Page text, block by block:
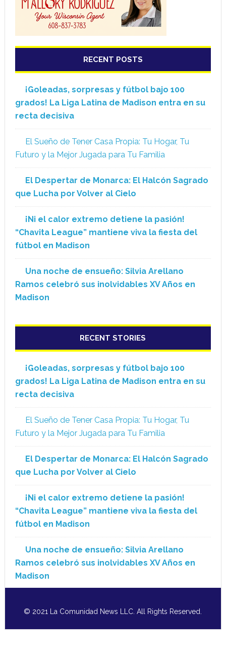
RECENT POSTS
¡Goleadas, sorpresas y fútbol bajo 100
grados! La Liga Latina de Madison entra en su
recta decisiva
El Sueño de Tener Casa Propia: Tu Hogar, Tu
Futuro y la Mejor Jugada para Tu Familia
El Despertar de Monarca: El Halcón Sagrado
que Lucha por Volver al Cielo
¡Ni el calor extremo detiene la pasión!
“Chavita League” mantiene viva la fiesta del
fútbol en Madison
Una noche de ensueño: Silvia Arellano
Ramos celebró sus inolvidables XV Años en
Madison
RECENT STORIES
¡Goleadas, sorpresas y fútbol bajo 100
grados! La Liga Latina de Madison entra en su
recta decisiva
El Sueño de Tener Casa Propia: Tu Hogar, Tu
Futuro y la Mejor Jugada para Tu Familia
El Despertar de Monarca: El Halcón Sagrado
que Lucha por Volver al Cielo
¡Ni el calor extremo detiene la pasión!
“Chavita League” mantiene viva la fiesta del
fútbol en Madison
Una noche de ensueño: Silvia Arellano
Ramos celebró sus inolvidables XV Años en
Madison
© 2021 La Comunidad News LLC. All Rights Reserved.